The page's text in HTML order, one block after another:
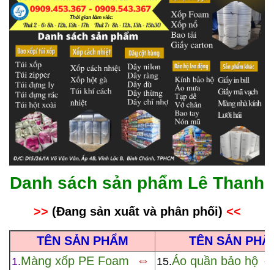
Danh sách sản phẩm Lê Thanh
>> (Đang sản xuất và phân phối) <<
TÊN SẢN PHẨM TÊN SẢN
1.Màng xốp PE Foam ⇔ 15.Áo quần bảo hộ